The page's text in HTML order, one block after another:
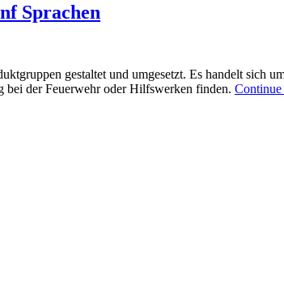
Sprachen
gestaltet und umgesetzt. Es handelt sich
bei der Feuerwehr oder Hilfswerken finden. Continue